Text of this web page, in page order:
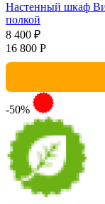
Настенный шкаф
полкой
8 400 ₽
16 800 Р
-50%